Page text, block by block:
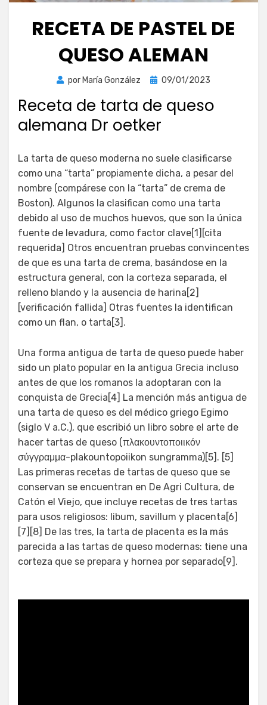
RECETA DE PASTEL DE
QUESO ALEMAN
por María González
Publicada
09/01/2023
Receta de tarta de queso
alemana Dr oetker
La tarta de queso moderna no suele clasificarse
como una “tarta” propiamente dicha, a pesar del
nombre (compárese con la “tarta” de crema de
Boston). Algunos la clasifican como una tarta
debido al uso de muchos huevos, que son la única
fuente de levadura, como factor clave[1][cita
requerida] Otros encuentran pruebas convincentes
de que es una tarta de crema, basándose en la
estructura general, con la corteza separada, el
relleno blando y la ausencia de harina[2]
[verificación fallida] Otras fuentes la identifican
como un flan, o tarta[3].
Una forma antigua de tarta de queso puede haber
sido un plato popular en la antigua Grecia incluso
antes de que los romanos la adoptaran con la
conquista de Grecia[4] La mención más antigua de
una tarta de queso es del médico griego Egimo
(siglo V a.C.), que escribió un libro sobre el arte de
hacer tartas de queso (πλακουντοποιικόν
σύγγραμμα-plakountopoiikon sungramma)[5]. [5]
Las primeras recetas de tartas de queso que se
conservan se encuentran en De Agri Cultura, de
Catón el Viejo, que incluye recetas de tres tartas
para usos religiosos: libum, savillum y placenta[6]
[7][8] De las tres, la tarta de placenta es la más
parecida a las tartas de queso modernas: tiene una
corteza que se prepara y hornea por separado[9].